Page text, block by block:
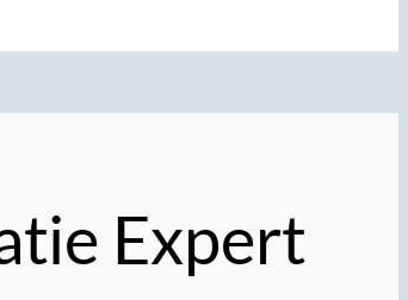
Expert